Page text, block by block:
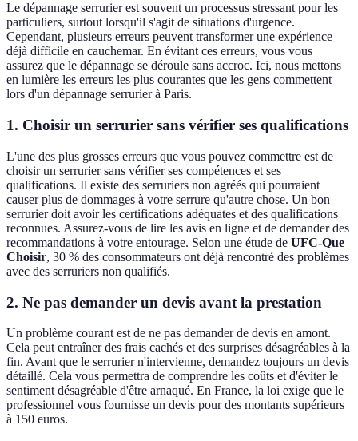
Le dépannage serrurier est souvent un processus stressant pour les
particuliers, surtout lorsqu'il s'agit de situations d'urgence.
Cependant, plusieurs erreurs peuvent transformer une expérience
déjà difficile en cauchemar. En évitant ces erreurs, vous vous
assurez que le dépannage se déroule sans accroc. Ici, nous mettons
en lumière les erreurs les plus courantes que les gens commettent
lors d'un dépannage serrurier à Paris.
1. Choisir un serrurier sans vérifier ses qualifications
L'une des plus grosses erreurs que vous pouvez commettre est de
choisir un serrurier sans vérifier ses compétences et ses
qualifications. Il existe des serruriers non agréés qui pourraient
causer plus de dommages à votre serrure qu'autre chose. Un bon
serrurier doit avoir les certifications adéquates et des qualifications
reconnues. Assurez-vous de lire les avis en ligne et de demander des
recommandations à votre entourage. Selon une étude de UFC-Que
Choisir, 30 % des consommateurs ont déjà rencontré des problèmes
avec des serruriers non qualifiés.
2. Ne pas demander un devis avant la prestation
Un problème courant est de ne pas demander de devis en amont.
Cela peut entraîner des frais cachés et des surprises désagréables à la
fin. Avant que le serrurier n'intervienne, demandez toujours un devis
détaillé. Cela vous permettra de comprendre les coûts et d'éviter le
sentiment désagréable d'être arnaqué. En France, la loi exige que le
professionnel vous fournisse un devis pour des montants supérieurs
à 150 euros.